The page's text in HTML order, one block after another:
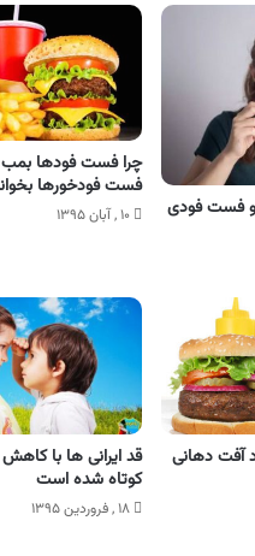
و فست فودی
چرا فست فودها بمب
فست فودخورها
۱۰ , آبان ۱۳۹۵
آفت دهانی
قد ایرانی ها با
کوتاه شده است
۱۸ , فروردین ۱۳۹۵